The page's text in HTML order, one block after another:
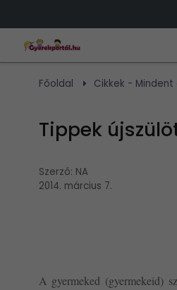
Főoldal Cikkek -
Tippek
Szerző: NA
2014. március 7.
A gyermeked (gyermekeid)